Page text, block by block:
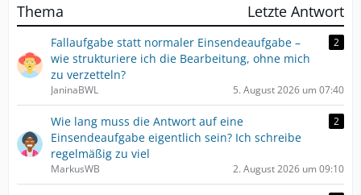
Thema Letzte Antwort
Fallaufgabe statt normaler Einsendeaufgabe –
wie strukturiere ich die Bearbeitung, ohne mich
zu verzetteln?
2
JaninaBWL 5. August 2026 um 07:40
Wie lang muss die Antwort auf eine
Einsendeaufgabe eigentlich sein? Ich schreibe
regelmäßig zu viel
2
MarkusWB 2. August 2026 um 09:10